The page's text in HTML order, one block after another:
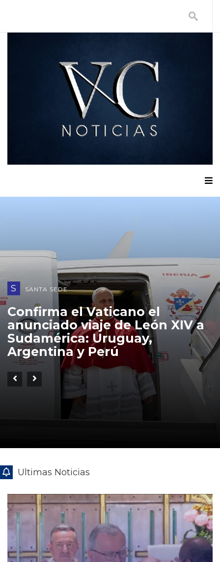
S SANTA SEDE
Confirma el Vaticano el
anunciado viaje de León XIV a
Sudamérica: Uruguay,
Argentina y Perú
Ultimas Noticias